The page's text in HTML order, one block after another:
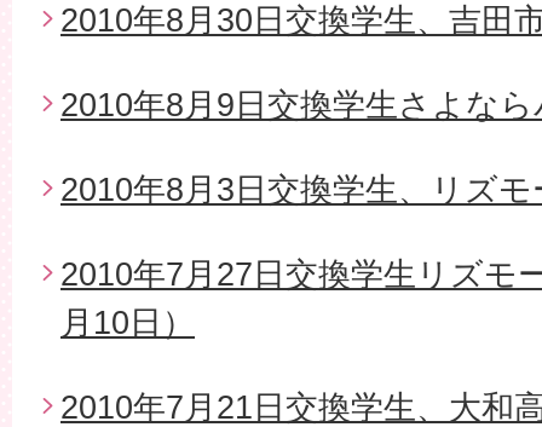
2010年8月30日交換学生、吉田
2010年8月9日交換学生さよな
2010年8月3日交換学生、リズ
2010年7月27日交換学生リズモ
月10日）
2010年7月21日交換学生、大和